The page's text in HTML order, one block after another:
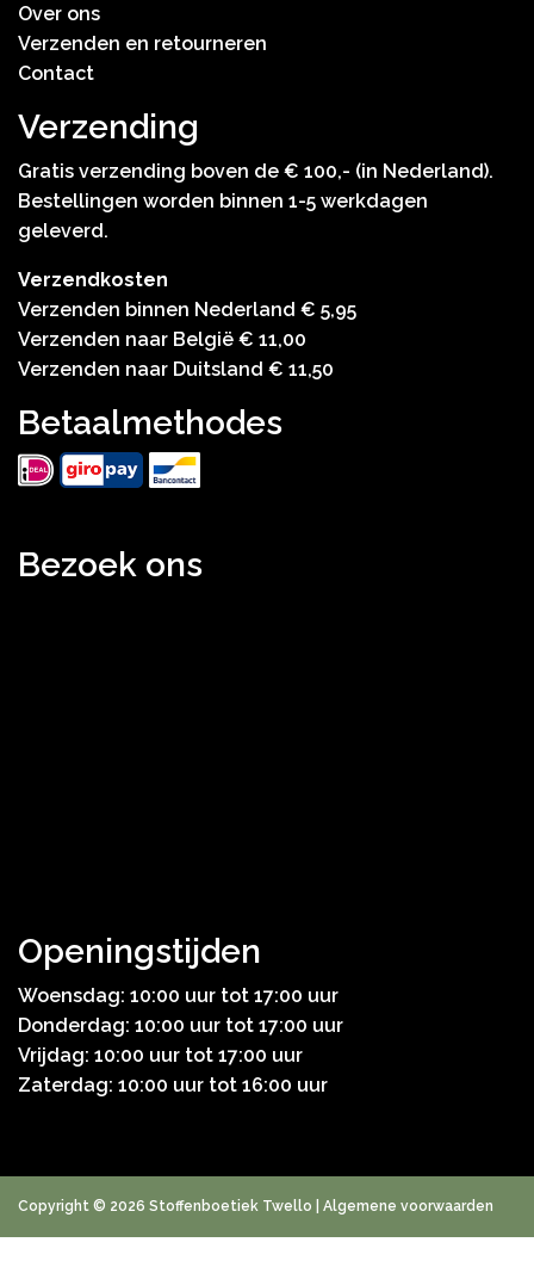
Over ons
Verzenden en retourneren
Contact
Verzending
Gratis verzending boven de € 100,- (in Nederland).
Bestellingen worden binnen 1-5 werkdagen
geleverd.
Verzendkosten
Verzenden binnen Nederland € 5,95
Verzenden naar België € 11,00
Verzenden naar Duitsland € 11,50
Betaalmethodes
Bezoek ons
Openingstijden
Woensdag: 10:00 uur tot 17:00 uur
Donderdag: 10:00 uur tot 17:00 uur
Vrijdag: 10:00 uur tot 17:00 uur
Zaterdag: 10:00 uur tot 16:00 uur
Copyright © 2026 Stoffenboetiek Twello | Algemene voorwaarden